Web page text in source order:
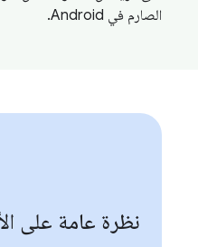
الصارم في Android.
نظرة عامة على